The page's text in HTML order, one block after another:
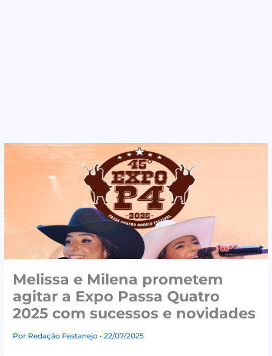
Melissa e Milena prometem
agitar a Expo Passa Quatro
2025 com sucessos e novidades
Por Redação Festanejo• 22/07/2025